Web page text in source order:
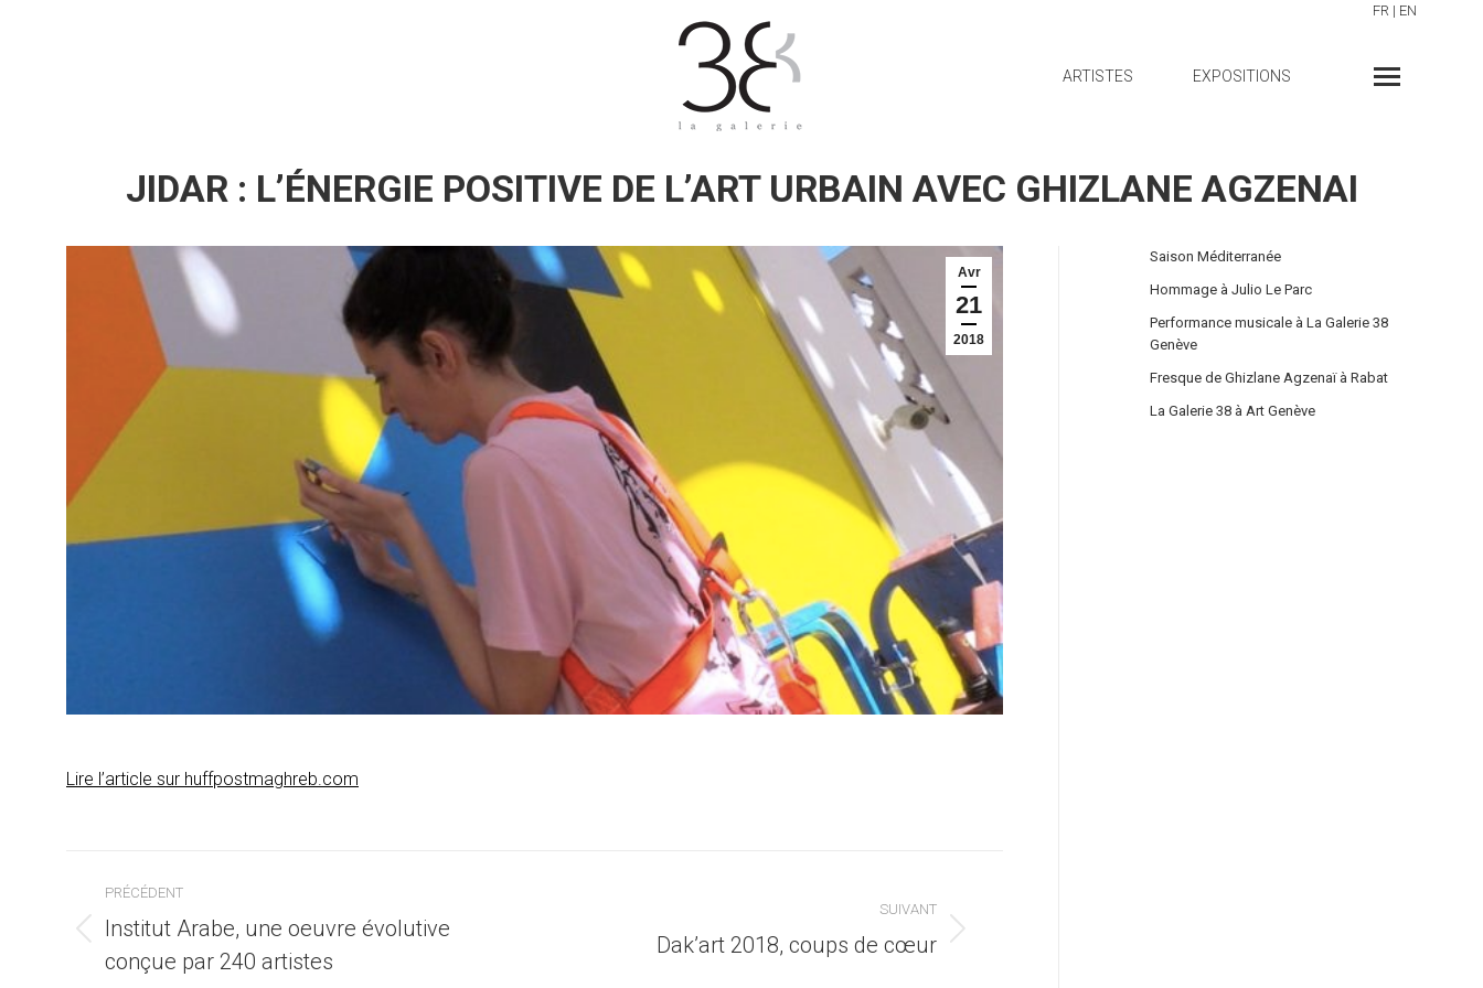
FR | EN
ARTISTES EXPOSITIONS
JIDAR : L’ÉNERGIE POSITIVE DE L’ART URBAIN AVEC GHIZLANE AGZENAI
Avr
21
2018
Lire l’article sur huffpostmaghreb.com
Navigation
article
PRÉCÉDENT
Article
précédent
Institut Arabe, une oeuvre évolutive
conçue par 240 artistes
SUIVANT
Dak’art 2018, coups de cœur
Saison Méditerranée
Hommage à Julio Le Parc
Performance musicale à La Galerie 38
Genève
Fresque de Ghizlane Agzenaï à Rabat
La Galerie 38 à Art Genève